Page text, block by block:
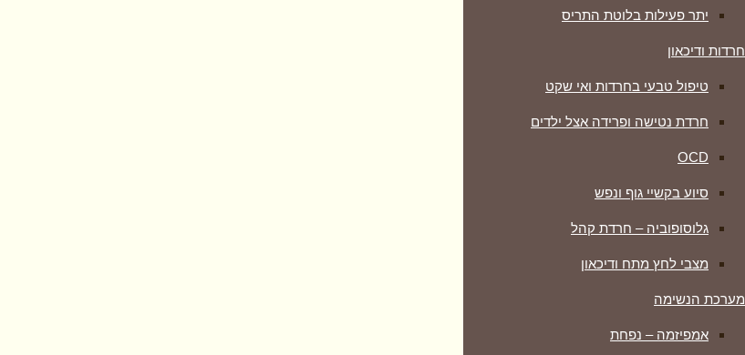
יתר פעילות בלוטת התריס
חרדות ודיכאון
טיפול טבעי בחרדות ואי שקט
חרדת נטישה ופרידה אצל ילדים
OCD
סיוע בקשיי גוף ונפש
גלוסופוביה – חרדת קהל
מצבי לחץ מתח ודיכאון
מערכת הנשימה
אמפיזמה – נפחת